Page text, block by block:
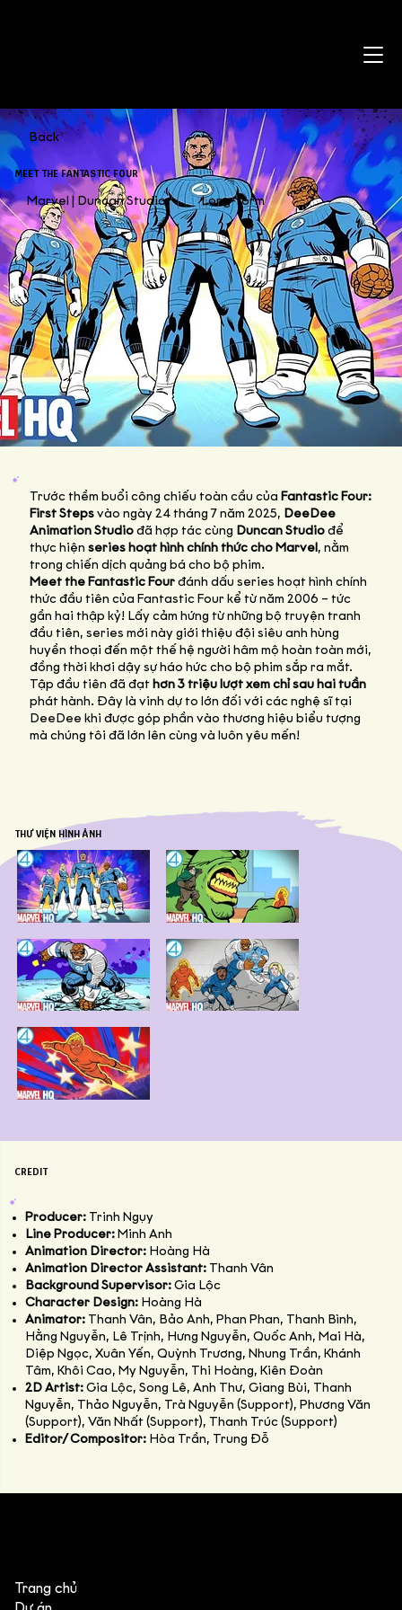
Back
MEET THE FANTASTIC FOUR
Marvel | Duncan Studio Long-form
Trước thềm buổi công chiếu toàn cầu củaFantastic Four:
First Steps vào ngày 24 tháng 7 năm 2025, DeeDee
Animation Studio đã hợp tác cùng Duncan Studio để
thực hiệnseries hoạt hình chính thức cho Marvel, nằm
trong chiến dịch quảng bá cho bộ phim.
Meet the Fantastic Four đánh dấu series hoạt hình chính
thức đầu tiên của Fantastic Four kể từ năm 2006 – tức
gần hai thập kỷ! Lấy cảm hứng từ những bộ truyện tranh
đầu tiên, series mới này giới thiệu đội siêu anh hùng
huyền thoại đến một thế hệ người hâm mộ hoàn toàn mới,
đồng thời khơi dậy sự háo hức cho bộ phim sắp ra mắt.
Tập đầu tiên đã đạthơn 3 triệu lượt xem chỉ sau hai tuần
phát hành. Đây là vinh dự to lớn đối với các nghệ sĩ tại
DeeDee khi được góp phần vào thương hiệu biểu tượng
mà chúng tôi đã lớn lên cùng và luôn yêu mến!
CREDIT
Producer: Trinh Ngụy
Line Producer: Minh Anh
Animation Director: Hoàng Hà
Animation Director Assistant: Thanh Vân
Background Supervisor: Gia Lộc
Character Design: Hoàng Hà
Animator: Thanh Vân, Bảo Anh, Phan Phan, Thanh Bình,
Hằng Nguyễn, Lê Trịnh, Hưng Nguyễn, Quốc Anh, Mai Hà,
Diệp Ngọc, Xuân Yến, Quỳnh Trương, Nhung Trần, Khánh
Tâm, Khôi Cao, My Nguyễn, Thi Hoàng, Kiên Đoàn
2D Artist: Gia Lộc, Song Lê, Anh Thư, Giang Bùi, Thanh
Nguyễn, Thảo Nguyễn, Trà Nguyễn (Support), Phương Văn
(Support), Văn Nhất (Support), Thanh Trúc (Support)
Editor/ Compositor: Hòa Trần, Trung Đỗ
THƯ VIỆN HÌNH ẢNH
Trang chủ